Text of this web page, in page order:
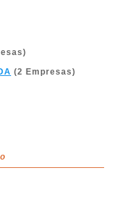
(2 Empresas)